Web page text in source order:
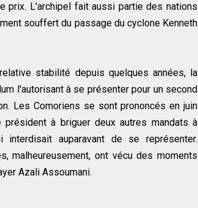
prix. L'archipel fait aussi partie des nations
souffert du passage du cyclone Kenneth
stabilité depuis quelques années, la
l'autorisant à se présenter pour un second
Les Comoriens se sont prononcés en juin
à briguer deux autres mandats à
auparavant de se représenter.
malheureusement, ont vécu des moments
Azali Assoumani.